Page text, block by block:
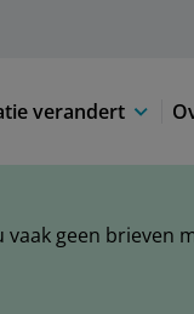
verandert
vaak geen